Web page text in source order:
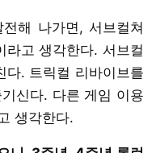
해 나가면, 서브컬쳐
라고 생각한다. 서브컬
다. 트릭컬 리바이브를
신다. 다른 게임 이용
생각한다.